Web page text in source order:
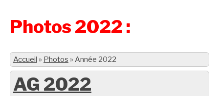
Photos 2022 :
Accueil » Photos » Année 2022
AG 2022